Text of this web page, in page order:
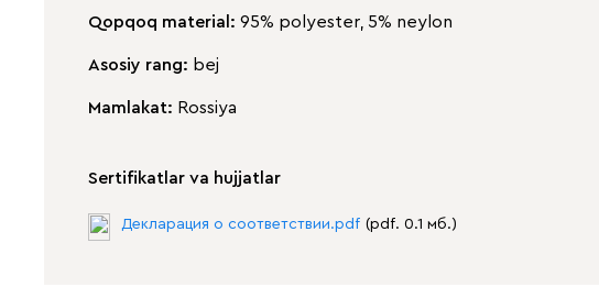
Qopqoq material: 95% polyester, 5% neylon
Asosiy rang: bej
Mamlakat: Rossiya
Sertifikatlar va hujjatlar
Декларация о соответствии.pdf (pdf. 0.1 мб.)